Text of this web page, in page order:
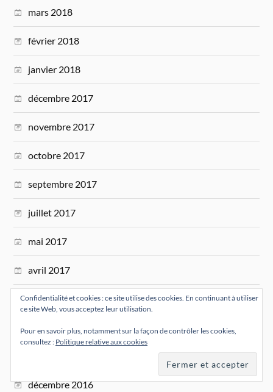
mars 2018
février 2018
janvier 2018
décembre 2017
novembre 2017
octobre 2017
septembre 2017
juillet 2017
mai 2017
avril 2017
mars 2017
février 2017
décembre 2016
Confidentialité et cookies : ce site utilise des cookies. En continuant à utiliser
ce site Web, vous acceptez leur utilisation.
Pour en savoir plus, notamment sur la façon de contrôler les cookies,
consultez : Politique relative aux cookies